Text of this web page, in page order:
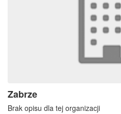
Zabrze
Brak opisu dla tej organizacji